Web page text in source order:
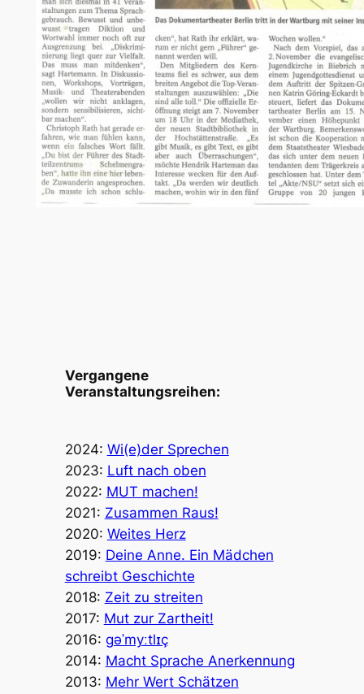
Vergangene
Veranstaltungsreihen:
2024: Wi(e)der Sprechen
2023: Luft nach oben
2022: MUT machen!
2021: Zusammen Raus!
2020: Weites Herz
2019: Deine Anne. Ein Mädchen
schreibt Geschichte
2018: Zeit zu streiten
2017: Mut zur Zartheit!
2016: ɡəˈmyːtlɪç
2014: Macht Sprache Anerkennung
2013: Mehr Wert Schätzen